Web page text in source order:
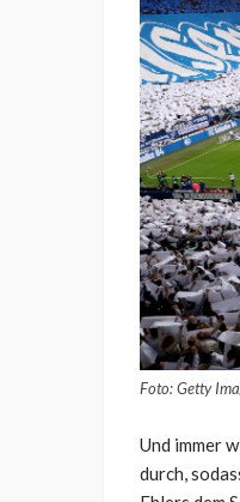
Foto: Getty
Und immer
durch,